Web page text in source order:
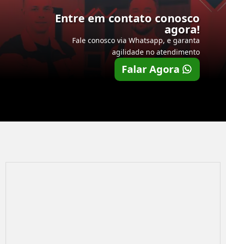
Entre em contato conosco
agora!
Fale conosco via Whatsapp, e garanta
agilidade no atendimento
Falar Agora